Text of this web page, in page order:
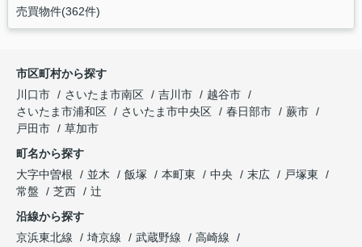
売買物件(362件)
市区町村から探す
川口市
さいたま市南区 吉川市
越谷市
さいたま市浦和区
さいたま市中央区 春日部市
蕨市
戸田市
草加市
町名から探す
大字中曽根
並木 飯塚 本町東 中央 末広
戸塚東
常盤
芝西
辻
沿線から探す
京浜東北線
埼京線 武蔵野線
高崎線